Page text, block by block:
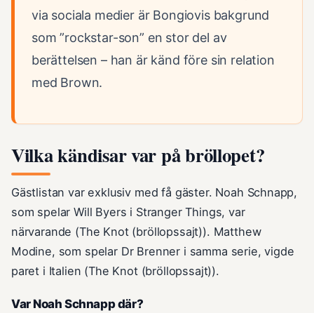
via sociala medier är Bongiovis bakgrund
som ”rockstar-son” en stor del av
berättelsen – han är känd före sin relation
med Brown.
Vilka kändisar var på bröllopet?
Gästlistan var exklusiv med få gäster. Noah Schnapp,
som spelar Will Byers i Stranger Things, var
närvarande (The Knot (bröllopssajt)). Matthew
Modine, som spelar Dr Brenner i samma serie, vigde
paret i Italien (The Knot (bröllopssajt)).
Var Noah Schnapp där?